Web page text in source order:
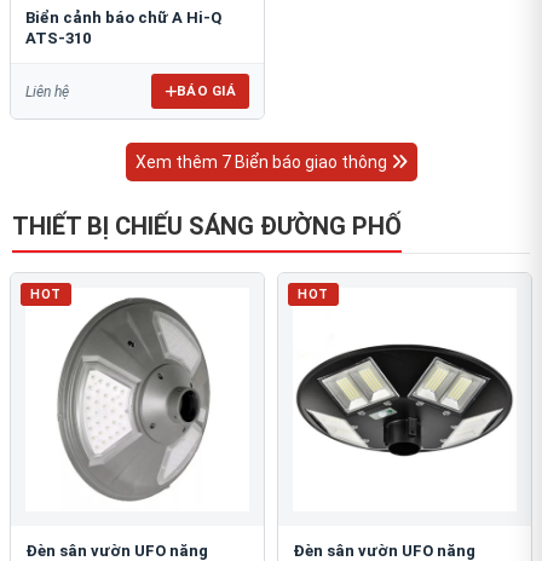
Biển cảnh báo chữ A Hi-Q
ATS-310
Liên hệ BÁO GIÁ
Xem thêm 7 Biển báo giao thông
THIẾT BỊ CHIẾU SÁNG ĐƯỜNG PHỐ
HOT
Đèn sân vườn UFO năng
HOT
Đèn sân vườn UFO năng